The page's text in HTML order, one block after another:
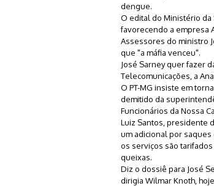
dengue.
O edital do Ministério da
favorecendo a empresa
Assessores do ministro
que "a máfia venceu".
José Sarney quer fazer
Telecomunicações, a
O PT-MG insiste em
demitido da
Funcionários da Nossa
Luiz Santos, presidente
um adicional por
os serviços são
queixas.
Diz o dossiê para José
dirigia Wilmar Knoth,